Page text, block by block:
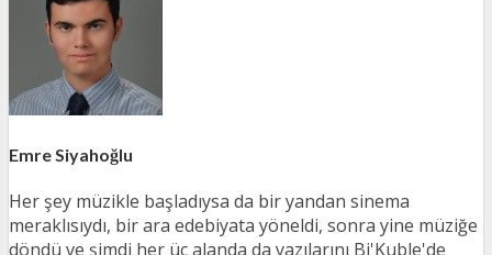
Emre Siyahoğlu
Her şey müzikle başladıysa da bir yandan sinema
meraklısıydı, bir ara edebiyata yöneldi, sonra yine müziğe
döndü ve şimdi her üç alanda da yazılarını Bi'Kuble'de